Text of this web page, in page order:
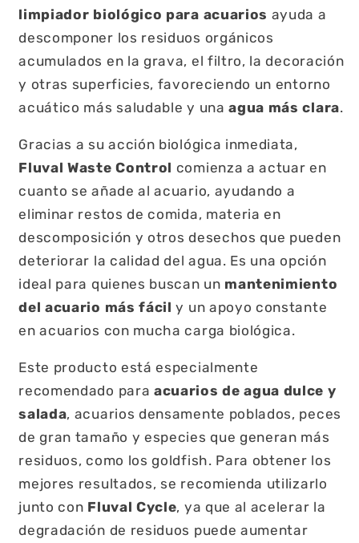
limpiador biológico para acuarios ayuda a
descomponer los residuos orgánicos
acumulados en la grava, el filtro, la decoración
y otras superficies, favoreciendo un entorno
acuático más saludable y unaagua más clara.
Gracias a su acción biológica inmediata,
Fluval Waste Control comienza a actuar en
cuanto se añade al acuario, ayudando a
eliminar restos de comida, materia en
descomposición y otros desechos que pueden
deteriorar la calidad del agua. Es una opción
ideal para quienes buscan un mantenimiento
del acuario más fácil y un apoyo constante
en acuarios con mucha carga biológica.
Este producto está especialmente
recomendado para acuarios de agua dulce y
salada, acuarios densamente poblados, peces
de gran tamaño y especies que generan más
residuos, como los goldfish. Para obtener los
mejores resultados, se recomienda utilizarlo
junto con Fluval Cycle, ya que al acelerar la
degradación de residuos puede aumentar